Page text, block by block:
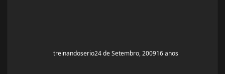
treinandoserio24 de Setembro, 200916 anos